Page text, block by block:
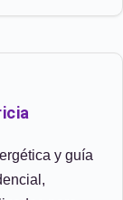
y guía